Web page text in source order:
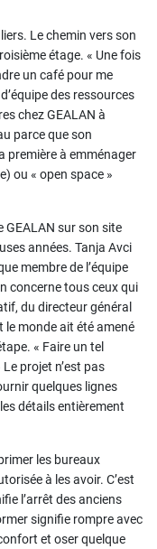
Le chemin vers son
étage. « Une fois
un café pour me
des ressources
chez GEALAN à
parce que son
première à emménager
ou « open space »
GEALAN sur son site
années. Tanja Avci
membre de l’équipe
concerne tous ceux qui
du directeur général
le monde ait été amené
« Faire un tel
projet n’est pas
quelques lignes
détails entièrement
les bureaux
à les avoir. C’est
l’arrêt des anciens
signifie rompre avec
et oser quelque